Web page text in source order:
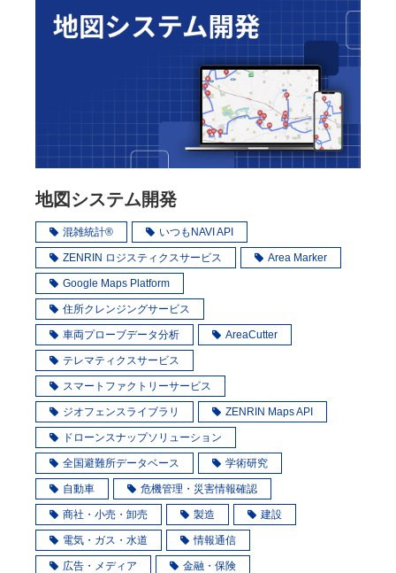
地図システム開発
混雑統計® いつもNAVI API
ZENRIN ロジスティクスサービス Area Marker
Google Maps Platform
住所クレンジングサービス
車両プローブデータ分析 AreaCutter
テレマティクスサービス
スマートファクトリーサービス
ジオフェンスライブラリ ZENRIN Maps API
ドローンスナップソリューション
全国避難所データベース 学術研究
自動車 危機管理・災害情報確認
商社・小売・卸売 製造 建設
電気・ガス・水道 情報通信
広告・メディア 金融・保険